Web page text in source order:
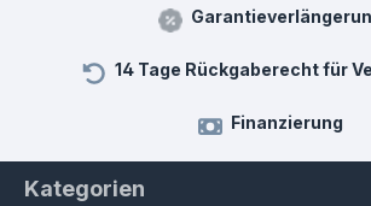
14 Tage Rückgaberecht für
Finanzierung
Kategorien